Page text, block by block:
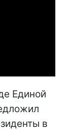
Единой
в